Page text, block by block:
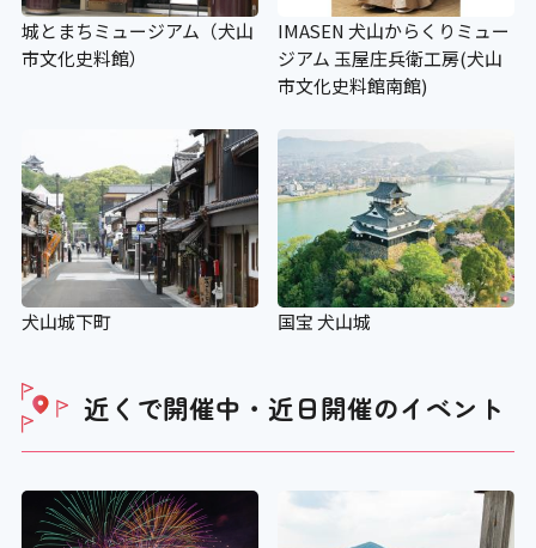
城とまちミュージアム（犬山
市文化史料館）
IMASEN 犬山からくりミュー
ジアム 玉屋庄兵衛工房(犬山
市文化史料館南館)
犬山城下町 国宝 犬山城
近くで開催中・近日開催のイベント